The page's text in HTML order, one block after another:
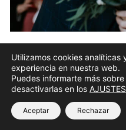
- Ramo de
Utilizamos cookies
experiencia en nuestra web.
Puedes informarte más
desactivarlas en los AJUSTES
Aceptar Rechazar